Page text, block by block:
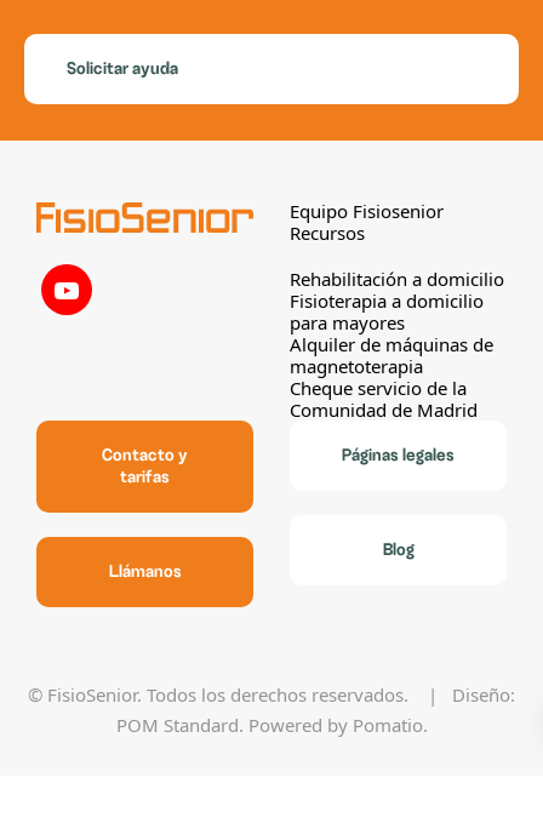
Solicitar ayuda
Equipo Fisiosenior
Recursos
Rehabilitación a domicilio
Fisioterapia a domicilio
para mayores
Alquiler de máquinas de
magnetoterapia
Cheque servicio de la
Comunidad de Madrid
Contacto y
tarifas
Llámanos
Páginas legales
Blog
© FisioSenior. Todos los derechos reservados. | Diseño:
POM Standard. Powered by Pomatio.